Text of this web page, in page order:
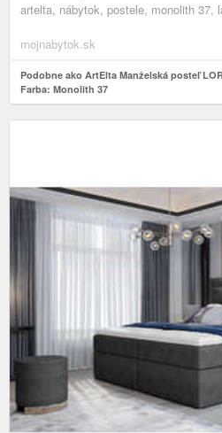
artelta, nábytok, postele, monolith 37,
mojnabytok.sk
Podobne ako ArtElta Manželská posteľ
Farba: Monolith 37